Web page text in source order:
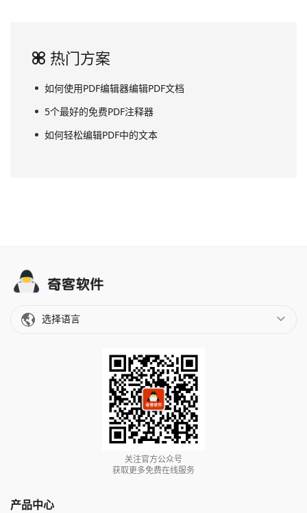
热门方案
如何使用PDF编辑器编辑PDF文档
5个最好的免费PDF注释器
如何轻松编辑PDF中的文本
选择语言
关注官方公众号
获取更多免费在线服务
产品中心